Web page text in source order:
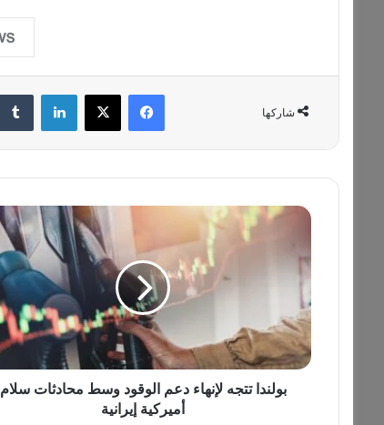
شاركها
فيسبوك ‫X لينكدإن
ب
ن
د
ا
ت
ت
ج
بولندا تتجه لإنهاء دعم الوقود وسط محادثات سلام
أميركية إيرانية